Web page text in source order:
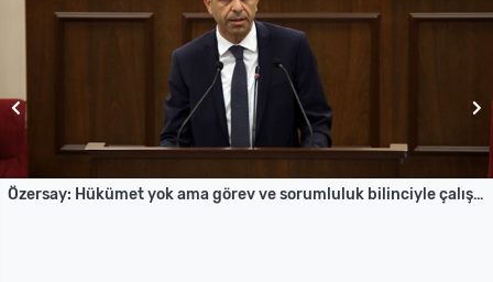
Özersay: Hükümet yok ama görev ve sorumluluk bilinciyle çalışıyoruz